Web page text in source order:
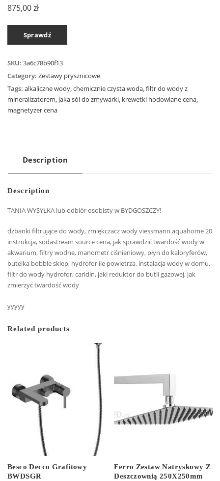
875,00zł
Sprawdź
SKU: 3a6c78b90f13
Category: Zestawy prysznicowe
Tags: alkaliczne wody,chemicznie czysta woda,filtr do wody z
mineralizatorem, jaka sól do zmywarki, krewetki hodowlane cena,
magnetyzer cena
Description
Description
TANIA WYSYŁKA lub odbiór osobisty w BYDGOSZCZY!
dzbanki filtrujące do wody, zmiękczacz wody viessmann aquahome 20
instrukcja, sodastream source cena, jak sprawdzić twardość wody w
akwarium, filtry wodne, manometr ciśnieniowy, płyn do kaloryferów,
butelka bobble sklep, hydrofor ile powietrza, instalacja wody w domu,
filtr do wody hydrofor, caridin, jaki reduktor do butli gazowej, jak
zmierzyć twardość wody
yyyyy
Related products
Besco Decco Grafitowy
BWDSGR
Ferro Zestaw Natryskowy Z
Deszczownią 250X250mm